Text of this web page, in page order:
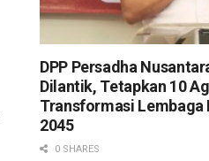
DPP Persadha
Dilantik, Tetapkan 10
Transformasi Lembaga
2045
0 SHARES